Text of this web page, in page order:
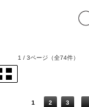
1 / 3ページ （全74件）
1 2 3